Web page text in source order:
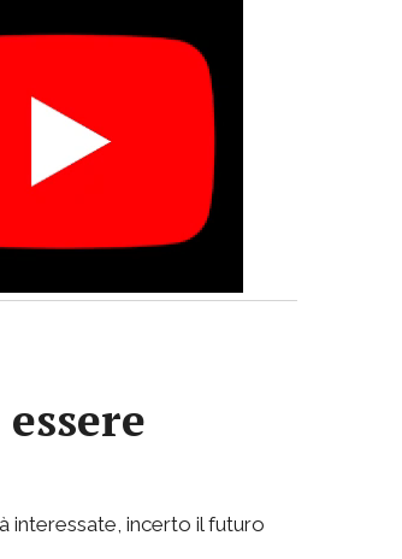
interessate, incerto il futuro